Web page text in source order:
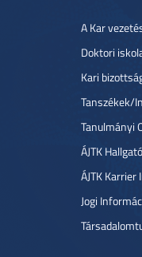
A Kar
Doktori
Kari
Tanszékek/
Tanulmányi
ÁJTK
ÁJTK Karrier
Jogi